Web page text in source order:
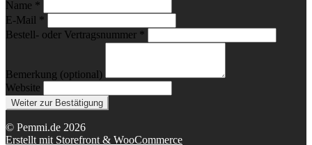
Name *
E-Mail *
Bestell- oder Vertragsnummer *
Bemerkung (optional)
Website
Weiter zur Bestätigung
© Pemmi.de 2026
Erstellt mit Storefront & WooCommerce